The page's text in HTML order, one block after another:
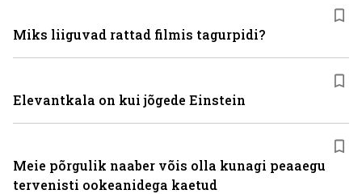
Miks liiguvad rattad filmis tagurpidi?
Elevantkala on kui jõgede Einstein
Meie põrgulik naaber võis olla kunagi peaaegu
tervenisti ookeanidega kaetud